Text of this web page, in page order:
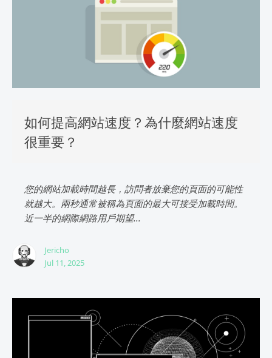
如何提高網站速度？為什麼網站速度
很重要？
您的網站加載時間越長，訪問者放棄您的頁面的可能性
就越大。兩秒通常被稱為頁面的最大可接受加載時間。
近一半的網際網路用戶期望...
Jericho
Jul 11, 2025